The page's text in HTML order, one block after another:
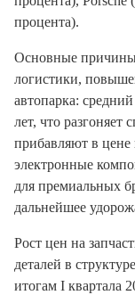
процента).
Основные причины
логистики,
автопарка:
лет, что разгоняет
прибавляют в цене
электронные
для премиальных
дальнейшее
Рост цен на
деталей в
итогам I квартала